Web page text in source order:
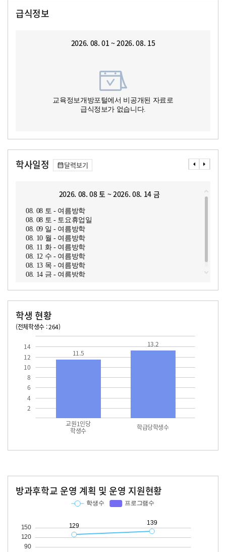
급식정보
2026. 08. 01 ~ 2026. 08. 15
교육정보개방포털에서 비공개된 자료로
급식정보가 없습니다.
학사일정 달력보기
2026. 08. 08 토 ~ 2026. 08. 14 금
08. 08 토 - 여름방학
08. 08 토 - 토요휴업일
08. 09 일 - 여름방학
08. 10 월 - 여름방학
08. 11 화 - 여름방학
08. 12 수 - 여름방학
08. 13 목 - 여름방학
08. 14 금 - 여름방학
학생 현황
(전체학생수 : 264)
2
4
6
8
10
12
14
교원1인당
학생수 학급당학생수
11.5
13.2
방과후학교 운영 계획 및 운영 지원현황